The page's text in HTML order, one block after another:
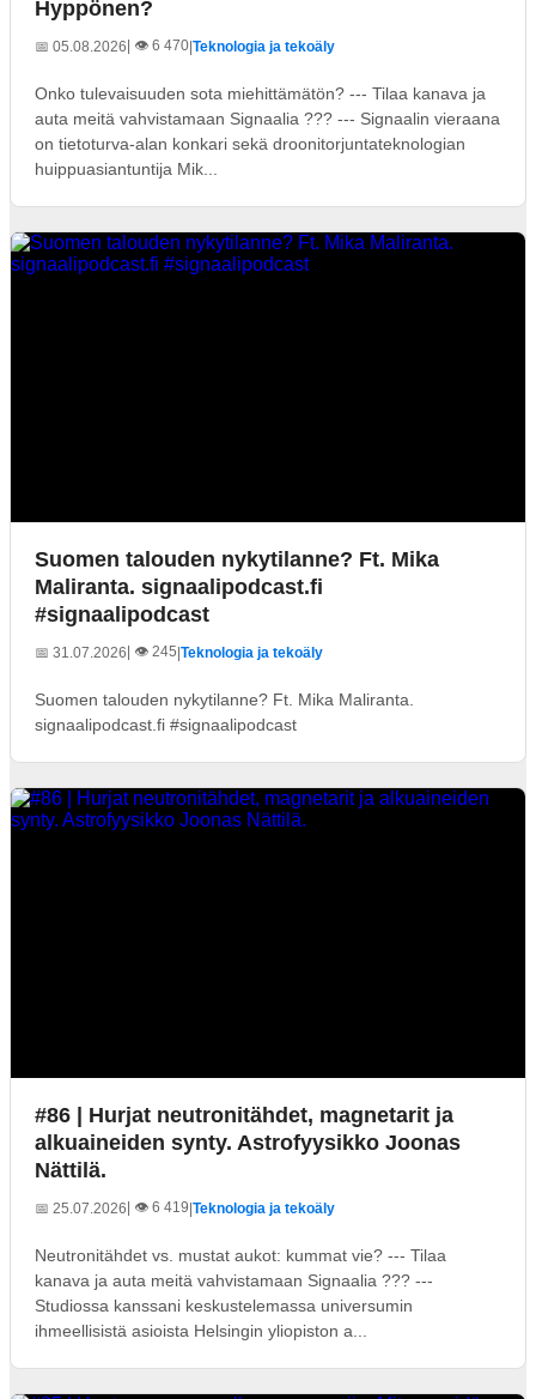
Hyppönen?
📅 05.08.2026| 👁️ 6 470 Teknologia ja tekoäly
Onko tulevaisuuden sota miehittämätön? --- Tilaa kanava ja
auta meitä vahvistamaan Signaalia ??? --- Signaalin vieraana
on tietoturva-alan konkari sekä droonitorjuntateknologian
huippuasiantuntija Mik...
Suomen talouden nykytilanne? Ft. Mika
Maliranta. signaalipodcast.fi
#signaalipodcast
📅 31.07.2026| 👁️ 245 Teknologia ja tekoäly
Suomen talouden nykytilanne? Ft. Mika Maliranta.
signaalipodcast.fi #signaalipodcast
#86 | Hurjat neutronitähdet, magnetarit ja
alkuaineiden synty. Astrofyysikko Joonas
Nättilä.
📅 25.07.2026| 👁️ 6 419 Teknologia ja tekoäly
Neutronitähdet vs. mustat aukot: kummat vie? --- Tilaa
kanava ja auta meitä vahvistamaan Signaalia ??? ---
Studiossa kanssani keskustelemassa universumin
ihmeellisistä asioista Helsingin yliopiston a...